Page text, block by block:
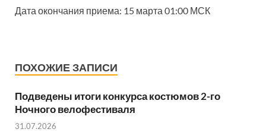
Дата окончания приема: 15 марта 01:00 МСК
ПОХОЖИЕ ЗАПИСИ
Подведены итоги конкурса костюмов 2-го
Ночного велофестиваля
31.07.2026